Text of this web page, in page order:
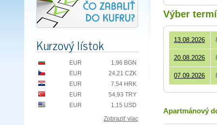
Výber
13.08.2026
20.08.2026
07.09.2026
Apartmánový
Kurzový lístok
EUR
1,96 BGN
EUR
24,21 CZK
EUR
7,54 HRK
EUR
54,93 TRY
EUR
1,15 USD
Zobraziť viac